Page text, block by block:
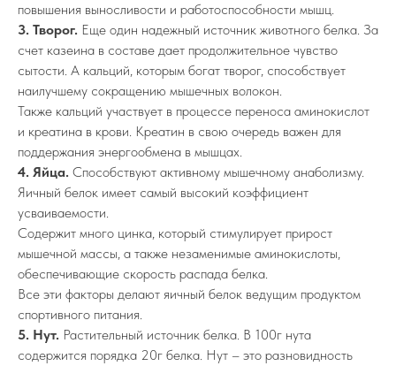
повышения выносливости и работоспособности мышц.
3. Творог. Еще один надежный источник животного белка. За
счет казеина в составе дает продолжительное чувство
сытости. А кальций, которым богат творог, способствует
наилучшему сокращению мышечных волокон.
Также кальций участвует в процессе переноса аминокислот
и креатина в крови. Креатин в свою очередь важен для
поддержания энергообмена в мышцах.
4. Яйца. Способствуют активному мышечному анаболизму.
Яичный белок имеет самый высокий коэффициент
усваиваемости.
Содержит много цинка, который стимулирует прирост
мышечной массы, а также незаменимые аминокислоты,
обеспечивающие скорость распада белка.
Все эти факторы делают яичный белок ведущим продуктом
спортивного питания.
5. Нут. Растительный источник белка. В 100г нута
содержится порядка 20г белка. Нут – это разновидность